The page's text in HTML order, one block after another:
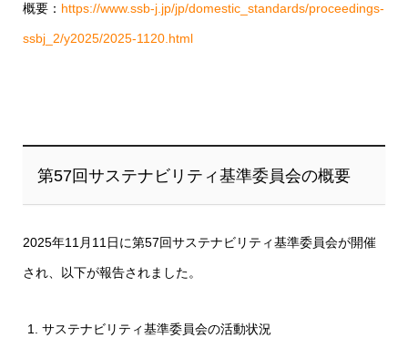
概要： https://www.ssb-j.jp/jp/domestic_standards/proceedings-
ssbj_2/y2025/2025-1120.html
第57回サステナビリティ基準委員会の概要
2025年11月11日に第57回サステナビリティ基準委員会が開催
され、以下が報告されました。
サステナビリティ基準委員会の活動状況